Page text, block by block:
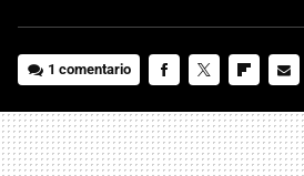
1 comentario
MAIL